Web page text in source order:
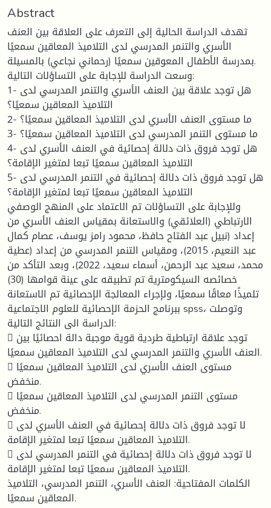
Abstract
تهدف الدراسة الحالية إلى التعرف على العلاقة بين العنف
الأسري والتنمر المدرسي لدى التلاميذ المعاقين سمعيًا
بمدرسة الأطفال المعوقين سمعيًا (رحماني نجاعي) بالمسيلة.
وسعت الدراسة للإجابة على التساؤلات التالية:
1- هل توجد علاقة بين العنف الأسري والتنمر المدرسي لدى
التلاميذ المعاقين سمعيًا؟
2- ما مستوى العنف الأسري لدى التلاميذ المعاقين سمعيًا؟
3- ما مستوى التنمر المدرسي لدى التلاميذ المعاقين سمعيًا؟
4- هل توجد فروق ذات دلالة إحصائية في العنف الأسري لدى
التلاميذ المعاقين سمعيًا تبعا لمتغير الإقامة؟
5- هل توجد فروق ذات دلالة إحصائية في التنمر المدرسي لدى
التلاميذ المعاقين سمعيًا تبعا لمتغير الإقامة؟
وللإجابة على التساؤلات تم الاعتماد على المنهج الوصفي
الارتباطي (العلائقي) والاستعانة بمقياس العنف الأسري من
إعداد (نبيل عبد الفتاح حافظ، محمود رامز يوسف، عصام كمال
عبد النعيم، 2015)، ومقياس التنمر المدرسي من إعداد (عطية
محمد، سعيد عبد الرحمن، أسماء سعيد، 2022)، وبعد التأكد من
خصائصه السيكومترية تم تطبيقه على عينة قوامها (30)
تلميذًا معاقًا سمعيًا، ولإجراء المعالجة الإحصائية تم الاستعانة
ببرنامج الحزمة الإحصائية للعلوم الاجتماعية spss، وتوصلت
الدراسة الى النتائج التالية:
 توجد علاقة ارتباطية طردية قوية موجبة دالة احصائيًا بين
العنف الأسري والتنمر المدرسي لدى التلاميذ المعاقين سمعيًا.
 مستوى العنف الأسري لدى التلاميذ المعاقين سمعيًا
منخفض.
 مستوى التنمر المدرسي لدى التلاميذ المعاقين سمعيًا
منخفض.
 لا توجد فروق ذات دلالة إحصائية في العنف الأسري لدى
التلاميذ المعاقين سمعيًا تبعا لمتغير الإقامة.
 لا توجد فروق ذات دلالة إحصائية في التنمر المدرسي لدى
التلاميذ المعاقين سمعيًا تبعا لمتغير الإقامة.
الكلمات المفتاحية: العنف الأسري، التنمر المدرسي، التلاميذ
المعاقين سمعيًا.